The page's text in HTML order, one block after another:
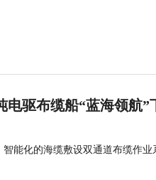
电驱布缆船“蓝海领航”
能化的海缆敷设双通道布缆作